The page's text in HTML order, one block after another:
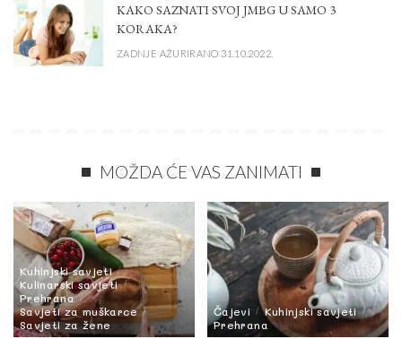
KAKO SAZNATI SVOJ JMBG U SAMO 3
KORAKA?
ZADNJE AŽURIRANO 31.10.2022.
MOŽDA ĆE VAS ZANIMATI
Kuhinjski savjeti
Kulinarski savjeti
Prehrana
Savjeti za muškarce
Savjeti za žene
Čajevi
Kuhinjski savjeti
Prehrana